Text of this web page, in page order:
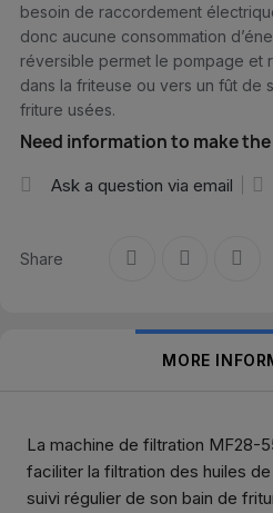
besoin de raccordement
donc aucune consommation
réversible permet le pompage et
dans la friteuse ou vers un fût de
friture usées.
Need information to make
Ask a question via email
Share
MORE
La machine de filtration MF28-
faciliter la filtration des huiles
suivi régulier de son bain de